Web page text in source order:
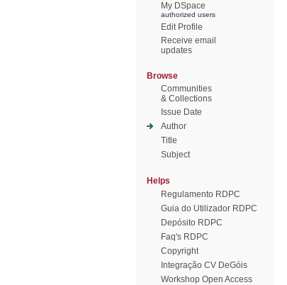
My DSpace
authorized users
Edit Profile
Receive email
updates
Browse
Communities
& Collections
Issue Date
Author
Title
Subject
Helps
Regulamento RDPC
Guia do Utilizador RDPC
Depósito RDPC
Faq's RDPC
Copyright
Integração CV DeGóis
Workshop Open Access